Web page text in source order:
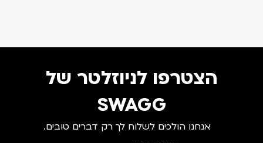
הצטרפו לניוזלטר של
SWAGG
אנחנו הולכים לשלוח לך רק דברים טובים.